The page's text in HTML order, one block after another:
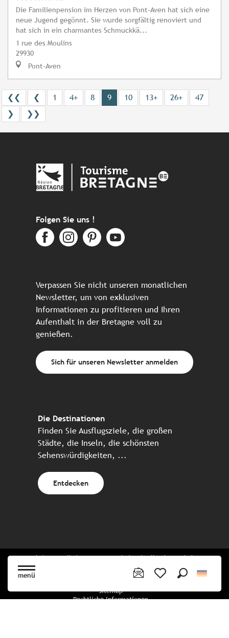
menü
Die Familienpension im Herzen von Pont-Aven hat sich eine
neue Jugend gegönnt. Sie wurde sorgfältig renoviert und
hat sich in ein charmantes Schmuckkä...
1 rue des Moulins
29930
Pont-Aven
❮❮ ❮ 1 4+ 8 9 10 13+ 26+
47
❯
❯❯
Folgen Sie uns !
Verpassen Sie nicht unseren monatlichen
Newsletter, um von exklusiven
Informationen zu profitieren und Ihren
Aufenthalt in der Bretagne voll zu
genießen.
Sich für unseren Newsletter anmelden
Die Destinationen
Finden Sie Ausflugsziele, die großen
Städte, die Inseln, die schönsten
Sehenswürdigkeiten, ...
Entdecken
Website erstellt in Zusammenarbeit mit allen bretonischen
Tourismuspartnern
Sitemap
Rechtliche Informationen